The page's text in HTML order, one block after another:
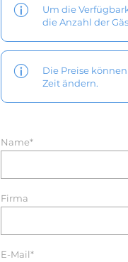
Um die
die Anzahl der
Die Preise
Zeit ändern.
Name*
Firma
E-Mail*